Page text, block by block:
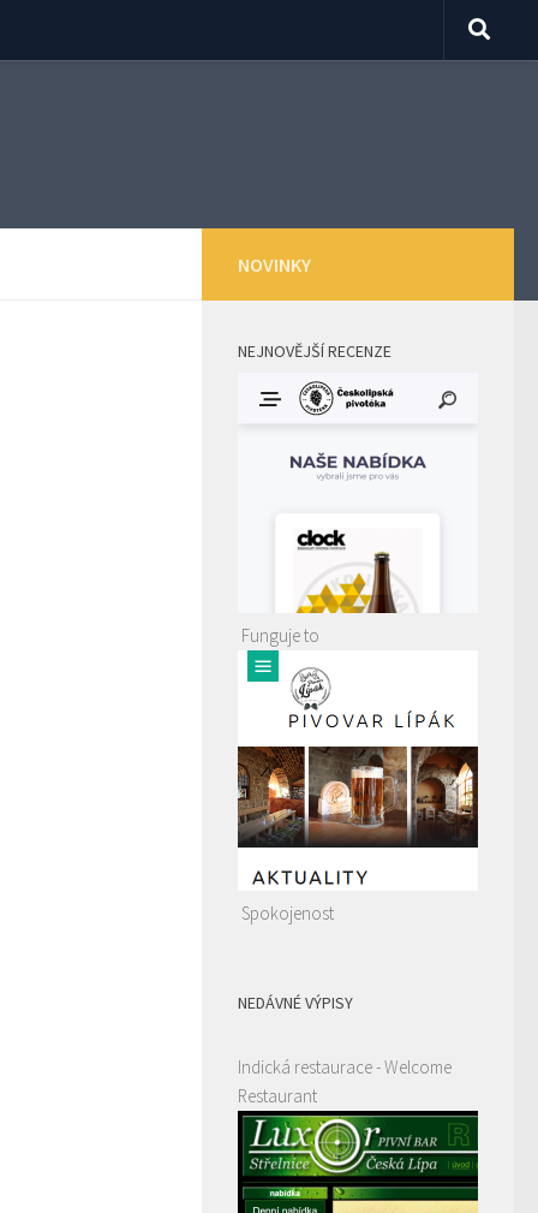
NOVINKY
NEJNOVĚJŠÍ RECENZE
Funguje to
Spokojenost
NEDÁVNÉ VÝPISY
Indická restaurace - Welcome
Restaurant